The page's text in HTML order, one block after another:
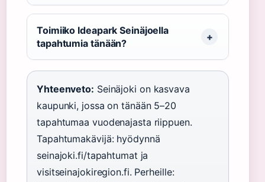
Toimiiko Ideapark Seinäjoella
tapahtumia tänään?
Yhteenveto: Seinäjoki on kasvava
kaupunki, jossa on tänään 5–20
tapahtumaa vuodenajasta riippuen.
Tapahtumakävijä: hyödynnä
seinajoki.fi/tapahtumat ja
visitseinajokiregion.fi. Perheille: